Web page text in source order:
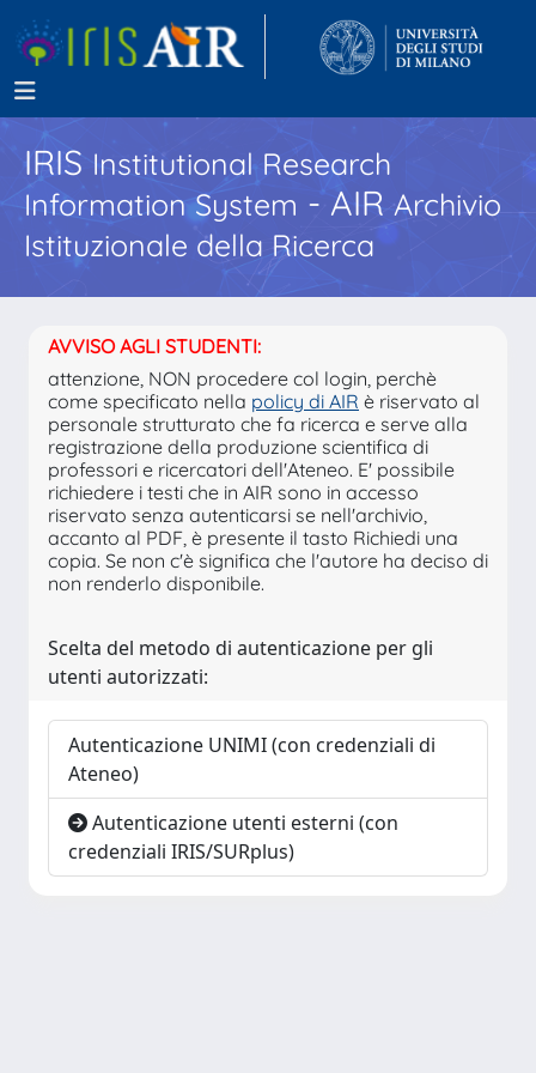
IRISInstitutional Research
Information System - AIR Archivio
Istituzionale della Ricerca
AVVISO AGLI STUDENTI:
attenzione, NON procedere col login, perchè
come specificato nella policy di AIR è riservato al
personale strutturato che fa ricerca e serve alla
registrazione della produzione scientifica di
professori e ricercatori dell'Ateneo. E' possibile
richiedere i testi che in AIR sono in accesso
riservato senza autenticarsi se nell'archivio,
accanto al PDF, è presente il tasto Richiedi una
copia. Se non c'è significa che l'autore ha deciso di
non renderlo disponibile.
Scelta del metodo di autenticazione per gli
utenti autorizzati:
Autenticazione UNIMI (con credenziali di
Ateneo)
Autenticazione utenti esterni (con
credenziali IRIS/SURplus)